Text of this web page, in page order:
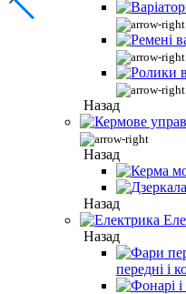
Назад
Назад
Назад
Назад
передні і